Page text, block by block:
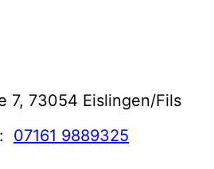
7, 73054 Eislingen/Fils
07161 9889325